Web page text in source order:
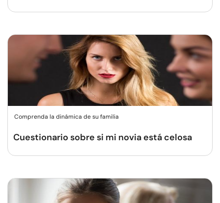
Comprenda la dinámica de su familia
Cuestionario sobre si mi novia está celosa